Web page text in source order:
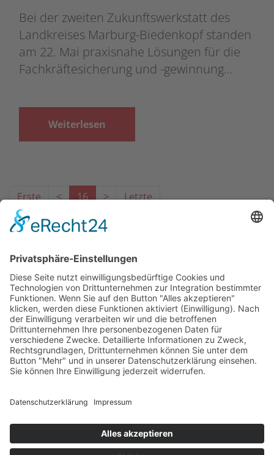
Bei der zweiten Zukunftswerkstatt des
Landkreises Marburg-Biedenkopf standen
am 22. Mai praxisnahe Lösungen für die
Fachkräftesicherung und -gewinnung…
Weiterlesen
Erste < 16 > Letzte
Das Projekt zur Implementierung der Einheitlichen
Ansprechstellen für Arbeitgeber gemäß § 185a SGB IX in
Hessen wird gefördert aus Mitteln des LWV Hessen
Integrationsamtes. Das Projekt wird unter Einbindung
des Hessischen Ministeriums für Arbeit, Integration,
Jugend und Soziales von der Forschungsstelle des
Bildungswerks der Hessischen Wirtschaft e. V.
durchgeführt.